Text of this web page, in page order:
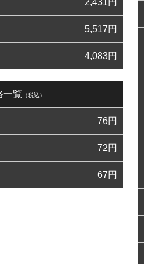
2,431円
5,517円
4,083円
一覧 （税込）
76円
72円
67円